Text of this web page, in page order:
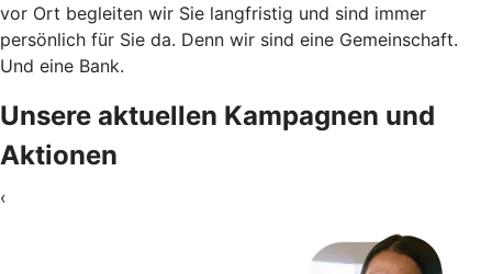
vor Ort begleiten wir Sie langfristig und sind immer
persönlich für Sie da. Denn wir sind eine Gemeinschaft.
Und eine Bank.
Unsere aktuellen Kampagnen und
Aktionen
‹